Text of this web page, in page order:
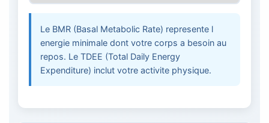
Le BMR (Basal Metabolic Rate) represente l
energie minimale dont votre corps a besoin au
repos. Le TDEE (Total Daily Energy
Expenditure) inclut votre activite physique.